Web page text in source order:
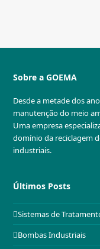
Sobre a GOEMA
Desde a metade dos
manutenção do meio
Uma empresa
domínio da reciclagem
industriais.
Últimos Posts
Sistemas de
Bombas Industriais